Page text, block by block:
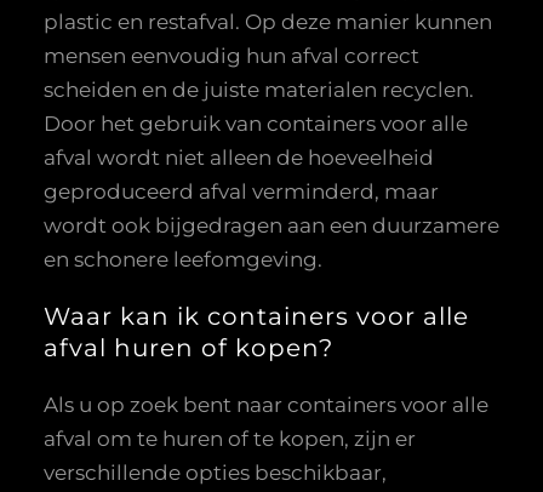
plastic en restafval. Op deze manier kunnen
mensen eenvoudig hun afval correct
scheiden en de juiste materialen recyclen.
Door het gebruik van containers voor alle
afval wordt niet alleen de hoeveelheid
geproduceerd afval verminderd, maar
wordt ook bijgedragen aan een duurzamere
en schonere leefomgeving.
Waar kan ik containers voor alle
afval huren of kopen?
Als u op zoek bent naar containers voor alle
afval om te huren of te kopen, zijn er
verschillende opties beschikbaar,